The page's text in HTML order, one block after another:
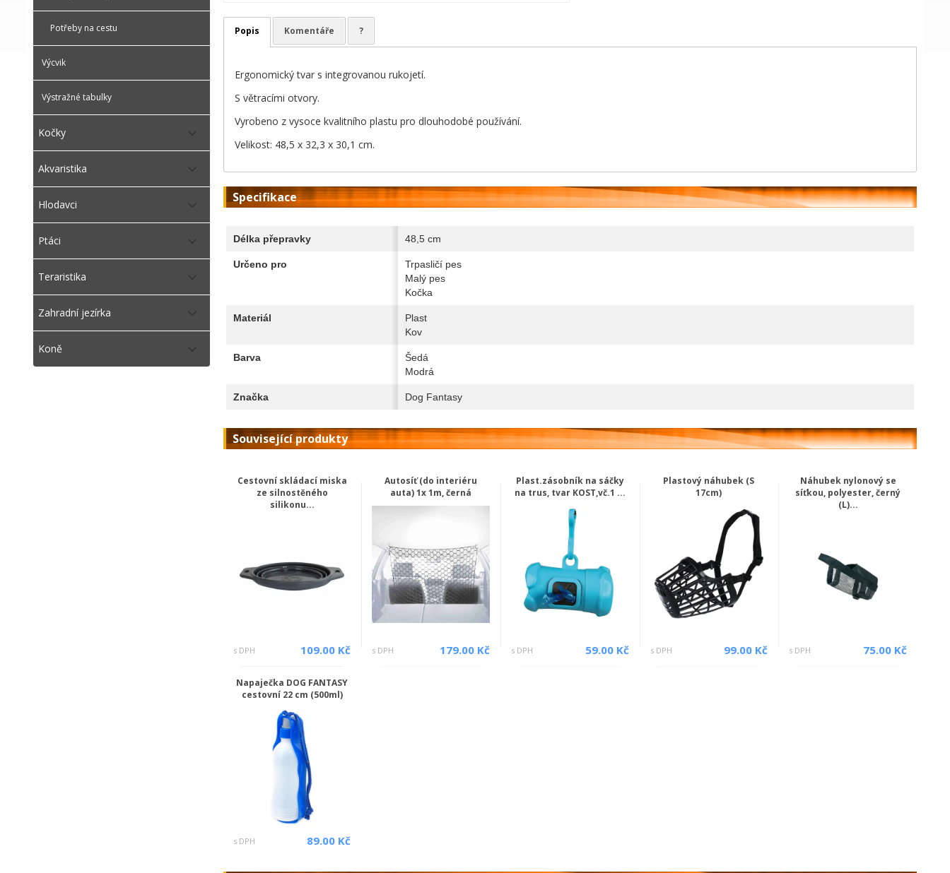
Potřeby na cestu
Výcvik
Výstražné tabulky
Kočky
Akvaristika
Hlodavci
Ptáci
Teraristika
Zahradní jezírka
Koně
Popis Komentáře ?
Ergonomický tvar s integrovanou rukojetí.
S větracími otvory.
Vyrobeno z vysoce kvalitního plastu pro dlouhodobé používání.
Velikost: 48,5 x 32,3 x 30,1 cm.
Specifikace
Délka přepravky 48,5 cm
Určeno pro
Trpasličí pes
Malý pes
Kočka
Materiál
Plast
Kov
Barva
Šedá
Modrá
Značka Dog Fantasy
Související produkty
Cestovní skládací miska
ze silnostěného
silikonu...
s DPH 109.00 Kč
Autosíť (do interiéru
auta) 1x 1m, černá
s DPH 179.00 Kč
Plast.zásobník na sáčky
na trus, tvar KOST,vč.1 ...
s DPH 59.00 Kč
Plastový náhubek (S
17cm)
s DPH 99.00 Kč
Náhubek nylonový se
síťkou, polyester, černý
(L)...
s DPH 75.00 Kč
Napaječka DOG FANTASY
cestovní 22 cm (500ml)
s DPH 89.00 Kč